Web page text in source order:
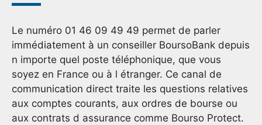
Le numéro 01 46 09 49 49 permet de parler
immédiatement à un conseiller BoursoBank depuis
n importe quel poste téléphonique, que vous
soyez en France ou à l étranger. Ce canal de
communication direct traite les questions relatives
aux comptes courants, aux ordres de bourse ou
aux contrats d assurance comme Bourso Protect.